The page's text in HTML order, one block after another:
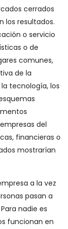
cerrados
los resultados.
o servicio
o de
comunes,
de la
tecnología, los
del
financieras o
mostrarían
a la vez
pasan a
nadie es
funcionan en